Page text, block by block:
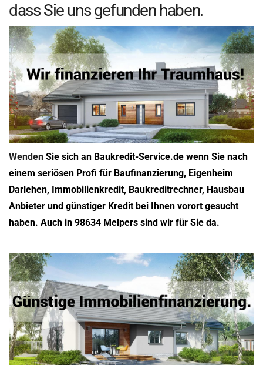
dass Sie uns gefunden haben.
Wenden Sie sich an Baukredit-Service.de wenn Sie nach
einem seriösen Profi für Baufinanzierung, Eigenheim
Darlehen, Immobilienkredit, Baukreditrechner, Hausbau
Anbieter und günstiger Kredit bei Ihnen vorort gesucht
haben. Auch in 98634 Melpers sind wir für Sie da.